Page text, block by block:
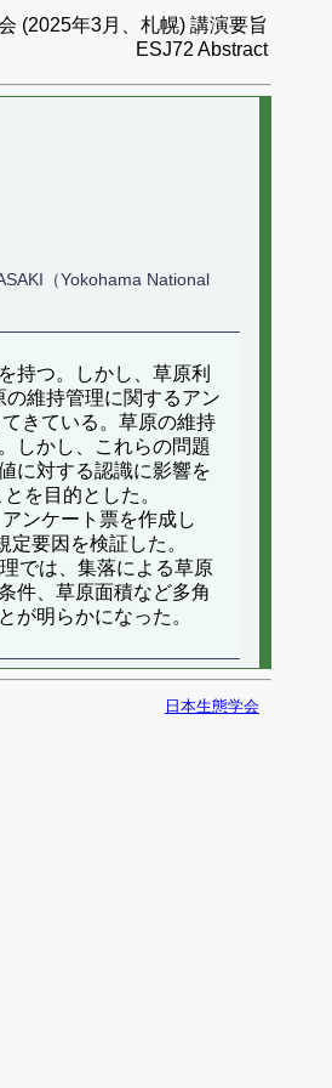
(2025年3月、札幌) 講演要旨
ESJ72 Abstract
（Yokohama National
持つ。しかし、草原利
維持管理に関するアン
きている。草原の維持
しかし、これらの問題
に対する認識に影響を
を目的とした。
ンケート票を作成し
要因を検証した。
では、集落による草原
件、草原面積など多角
が明らかになった。
日本生態学会